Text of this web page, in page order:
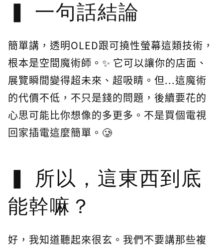
一句話結論
簡單講，透明OLED跟可撓性螢幕這類技術，
根本是空間魔術師。✨ 它可以讓你的店面、
展覽瞬間變得超未來、超吸睛。但...這魔術
的代價不低，不只是錢的問題，後續要花的
心思可能比你想像的多更多。不是買個電視
回家插電這麼簡單。🥲
所以，這東西到底
能幹嘛？
好，我知道聽起來很玄。我們不要講那些複